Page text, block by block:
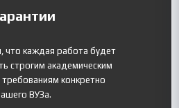
что каждая работа будет
строгим академическим
конкретно
ВУЗа.